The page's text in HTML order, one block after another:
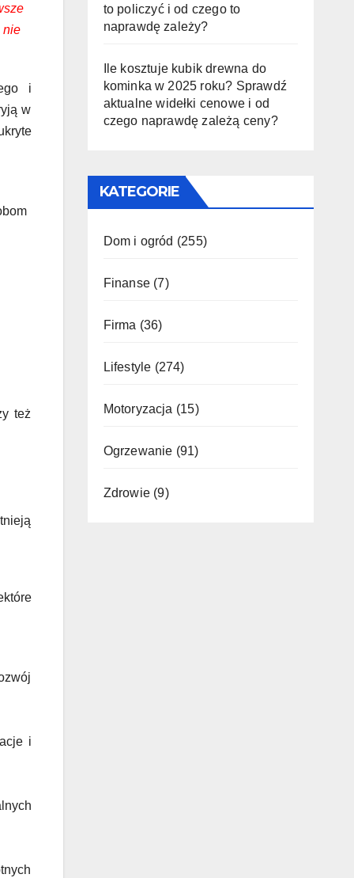
nie
i
w
też
i
to policzyć i od czego to
naprawdę zależy?
Ile kosztuje kubik drewna do
kominka w 2025 roku? Sprawdź
aktualne widełki cenowe i od
czego naprawdę zależą ceny?
KATEGORIE
Dom i ogród (255)
Finanse(7)
Firma (36)
Lifestyle (274)
Motoryzacja (15)
Ogrzewanie (91)
Zdrowie(9)